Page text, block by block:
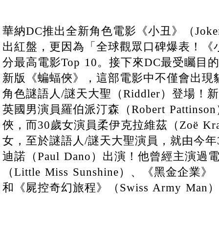
華納DC推出全新角色電影《小丑》（
出紅盤，更因為「全球觀眾口碑爆表！
分最高電影Top 10。接下來DC最受矚目
新版《蝙蝠俠》，這部電影中不僅會出
角色謎語人/謎天大聖（Riddler）登場！
英國男演員羅伯派汀森（Robert
俠，而30歲女演員柔伊克拉維茲（Zoë
女，至於謎語人/謎天大聖演員，就由今
迪諾（Paul Dano）出演！他曾經主演過
（Little Miss Sunshine）、《黑金企業
和《屍控奇幻旅程》（Swiss Army Man